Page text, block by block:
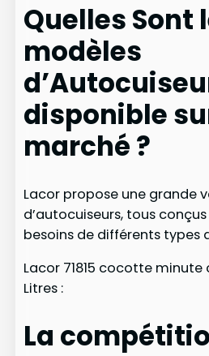
Quelles Sont
modèles
disponible
marché ?
Lacor propose une grande
d’autocuiseurs, tous
besoins de différents types
Lacor 71815 cocotte minute
Litres :
La